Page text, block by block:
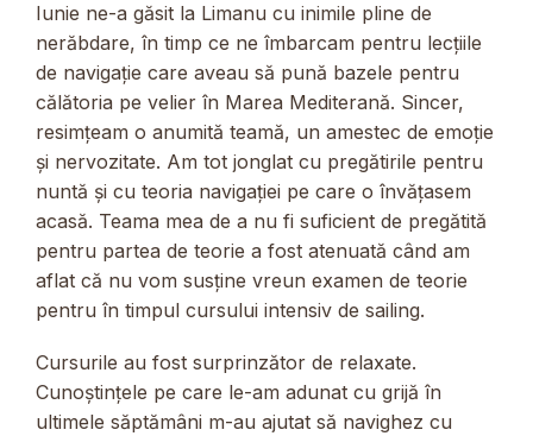
Iunie ne-a găsit la Limanu cu inimile pline de
nerăbdare, în timp ce ne îmbarcam pentru lecțiile
de navigație care aveau să pună bazele pentru
călătoria pe velier în Marea Mediterană. Sincer,
resimțeam o anumită teamă, un amestec de emoție
și nervozitate. Am tot jonglat cu pregătirile pentru
nuntă și cu teoria navigației pe care o învățasem
acasă. Teama mea de a nu fi suficient de pregătită
pentru partea de teorie a fost atenuată când am
aflat că nu vom susține vreun examen de teorie
pentru în timpul cursului intensiv de sailing.
Cursurile au fost surprinzător de relaxate.
Cunoștințele pe care le-am adunat cu grijă în
ultimele săptămâni m-au ajutat să navighez cu